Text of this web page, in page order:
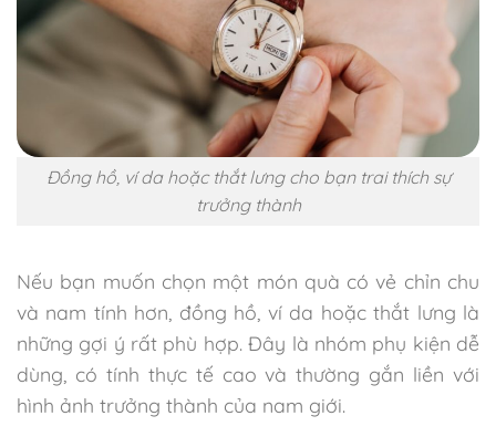
Đồng hồ, ví da hoặc thắt lưng cho bạn trai thích sự
trưởng thành
Nếu bạn muốn chọn một món quà có vẻ chỉn chu
và nam tính hơn, đồng hồ, ví da hoặc thắt lưng là
những gợi ý rất phù hợp. Đây là nhóm phụ kiện dễ
dùng, có tính thực tế cao và thường gắn liền với
hình ảnh trưởng thành của nam giới.